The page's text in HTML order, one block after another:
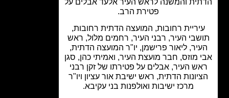
פטירת הרב.
רחובות, המועצה הדתית רחובות,
העיר, רבני העיר, רחמים מלול, ראש
ליאור פרישמן, יו"ר המועצה הדתית,
מוזס, חבר מועצת העיר, ואמיתי כהן, סגן
העיר, אבלים על פטירתו של זקן רבני
הדתית, ראש ישיבת אור עציון ויו"ר
מרכז ישיבות ואולפנות בני עקיבא.